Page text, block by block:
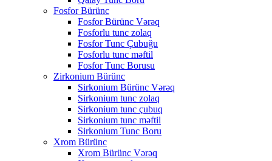
Fosfor Bürünc
Fosfor Bürünc Vərəq
Fosforlu tunc zolaq
Fosfor Tunc Çubuğu
Fosforlu tunc məftil
Fosfor Tunc Borusu
Zirkonium Bürünc
Sirkonium Bürünc Vərəq
Sirkonium tunc zolaq
Sirkonium tunc çubuq
Sirkonium tunc məftil
Sirkonium Tunc Boru
Xrom Bürünc
Xrom Bürünc Vərəq